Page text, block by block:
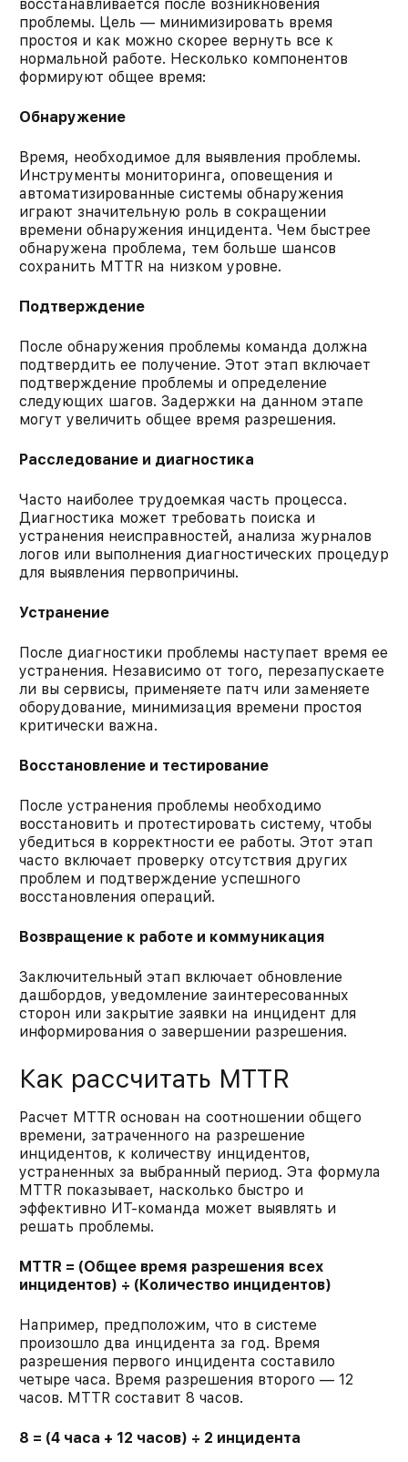
восстанавливается после возникновения
проблемы. Цель — минимизировать время
простоя и как можно скорее вернуть все к
нормальной работе. Несколько компонентов
формируют общее время:​
Обнаружение
Время, необходимое для выявления проблемы.
Инструменты мониторинга, оповещения и
автоматизированные системы обнаружения
играют значительную роль в сокращении
времени обнаружения инцидента. Чем быстрее
обнаружена проблема, тем больше шансов
сохранить MTTR на низком уровне.​
Подтверждение
После обнаружения проблемы команда должна
подтвердить ее получение. Этот этап включает
подтверждение проблемы и определение
следующих шагов. Задержки на данном этапе
могут увеличить общее время разрешения.​
Расследование и диагностика
Часто наиболее трудоемкая часть процесса.
Диагностика может требовать поиска и
устранения неисправностей, анализа журналов
логов или выполнения диагностических процедур
для выявления первопричины.​
Устранение
После диагностики проблемы наступает время ее
устранения. Независимо от того, перезапускаете
ли вы сервисы, применяете патч или заменяете
оборудование, минимизация времени простоя
критически важна.​
Восстановление и тестирование
После устранения проблемы необходимо
восстановить и протестировать систему, чтобы
убедиться в корректности ее работы. Этот этап
часто включает проверку отсутствия других
проблем и подтверждение успешного
восстановления операций.​
Возвращение к работе и коммуникация
Заключительный этап включает обновление
дашбордов, уведомление заинтересованных
сторон или закрытие заявки на инцидент для
информирования о завершении разрешения.​
Как рассчитать MTTR
Расчет MTTR основан на соотношении общего
времени, затраченного на разрешение
инцидентов, к количеству инцидентов,
устраненных за выбранный период. Эта формула
MTTR показывает, насколько быстро и
эффективно ИТ-команда может выявлять и
решать проблемы.​
MTTR = (Общее время разрешения всех
инцидентов) ÷ (Количество инцидентов)
Например, предположим, что в системе
произошло два инцидента за год. Время
разрешения первого инцидента составило
четыре часа. Время разрешения второго — 12
часов. MTTR составит 8 часов.​
8 = (4 часа + 12 часов) ÷ 2 инцидента